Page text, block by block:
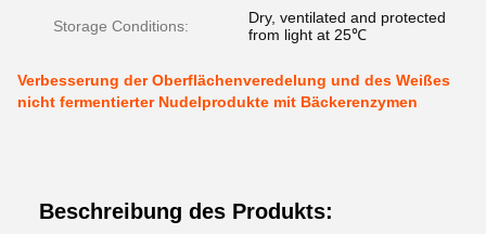
Storage Conditions:
Dry, ventilated and protected
from light at 25℃
Verbesserung der Oberflächenveredelung und des Weißes
nicht fermentierter Nudelprodukte mit Bäckerenzymen
Beschreibung des Produkts: